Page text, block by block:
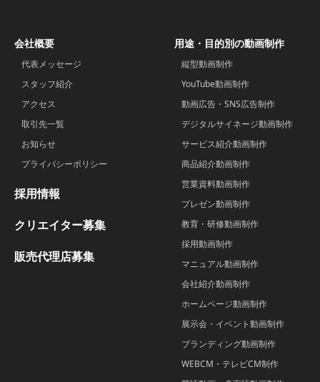
会社概要
代表メッセージ
スタッフ紹介
アクセス
取引先一覧
お知らせ
プライバシーポリシー
採用情報
クリエイター募集
販売代理店募集
用途・目的別の動画制作
縦型動画制作
YouTube動画制作
動画広告・SNS広告制作
デジタルサイネージ動画制作
サービス紹介動画制作
商品紹介動画制作
営業資料動画制作
プレゼン動画制作
教育・研修動画制作
採用動画制作
マニュアル動画制作
会社紹介動画制作
ホームページ動画制作
展示会・イベント動画制作
ブランディング動画制作
WEBCM・テレビCM制作